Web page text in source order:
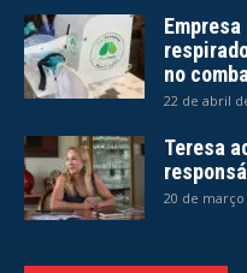
no
22 de abril
Teresa
20 de março